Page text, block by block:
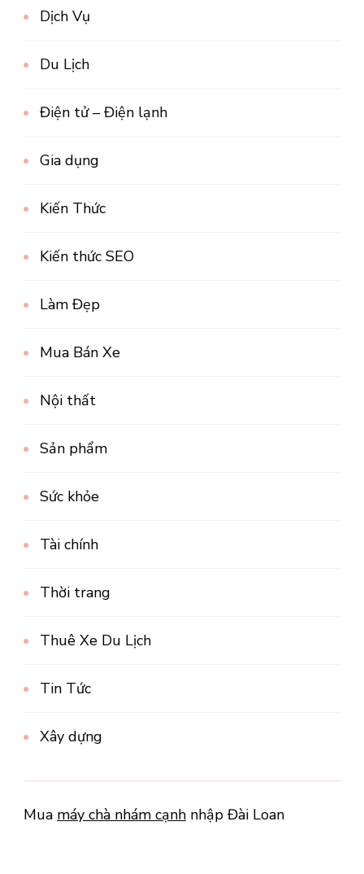
Dịch Vụ
Du Lịch
Điện tử – Điện lạnh
Gia dụng
Kiến Thức
Kiến thức SEO
Làm Đẹp
Mua Bán Xe
Nội thất
Sản phẩm
Sức khỏe
Tài chính
Thời trang
Thuê Xe Du Lịch
Tin Tức
Xây dựng
Mua máy chà nhám cạnh nhập Đài Loan